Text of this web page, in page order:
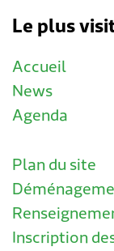
Le plus
Accueil
News
Agenda
Plan du site
Inscription